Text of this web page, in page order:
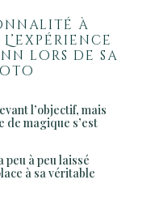
à
lors de sa
l’objectif, mais
de magique s’est
peu à peu laissé
à sa véritable